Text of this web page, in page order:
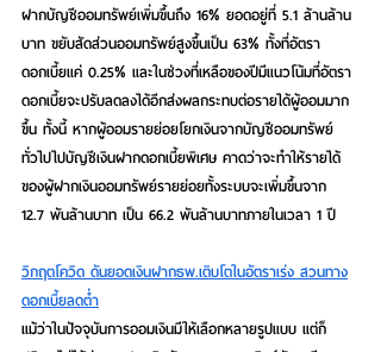
ฝากบัญชีออมทรัพย์เพิ่มขึ้นถึง 16% ยอดอยู่ที่ 5.1 ล้านล้าน
บาท ขยับสัดส่วนออมทรัพย์สูงขึ้นเป็น 63% ทั้งที่อัตรา
ดอกเบี้ยแค่ 0.25% และในช่วงที่เหลือของปีมีแนวโน้มที่อัตรา
ดอกเบี้ยจะปรับลดลงได้อีกส่งผลกระทบต่อรายได้ผู้ออมมาก
ขึ้น ทั้งนี้ หากผู้ออมรายย่อยโยกเงินจากบัญชีออมทรัพย์
ทั่วไปไปบัญชีเงินฝากดอกเบี้ยพิเศษ คาดว่าจะทำให้รายได้
ของผู้ฝากเงินออมทรัพย์รายย่อยทั้งระบบจะเพิ่มขึ้นจาก
12.7 พันล้านบาท เป็น 66.2 พันล้านบาทภายในเวลา 1 ปี
วิกฤตโควิด ดันยอดเงินฝากธพ.เติบโตในอัตราเร่ง สวนทาง
ดอกเบี้ยลดต่ำ
แม้ว่าในปัจจุบันการออมเงินมีให้เลือกหลายรูปแบบ แต่ก็